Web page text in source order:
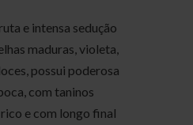
e intensa sedução
maduras, violeta,
possui poderosa
com taninos
e com longo final